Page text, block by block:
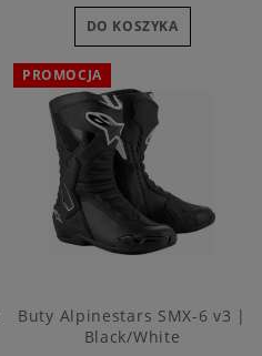
DO KOSZYKA
Buty Alpinestars SMX-6 v3 |
Black/White
PROMOCJA